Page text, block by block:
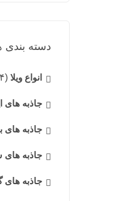
دسته بندی
انواع ویلا (۴)
جاذبه های
جاذبه های
جاذبه های
جاذبه های